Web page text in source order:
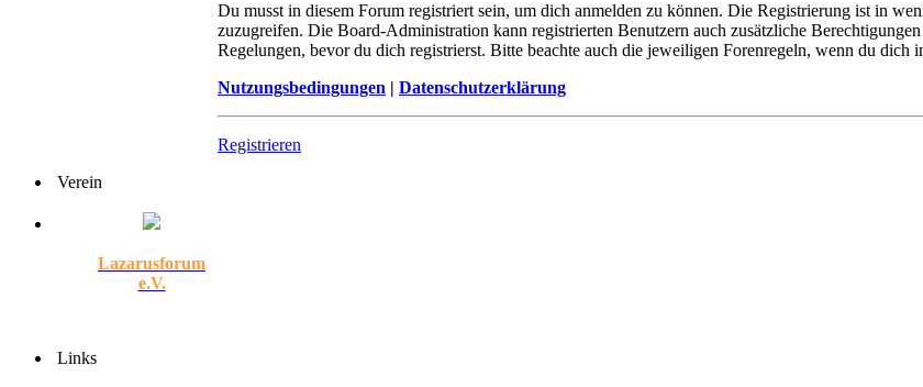
Du musst in diesem Forum registriert sein, um dich anmelden zu können. Die Registrierung ist in
zuzugreifen. Die Board-Administration kann registrierten Benutzern auch zusätzliche
Regelungen, bevor du dich registrierst. Bitte beachte auch die jeweiligen Forenregeln, wenn du dich
Nutzungsbedingungen | Datenschutzerklärung
Registrieren
Verein
Lazarusforum
e.V.
Links